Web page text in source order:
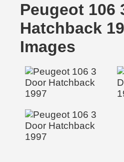
Peugeot 106
Hatchback
Images